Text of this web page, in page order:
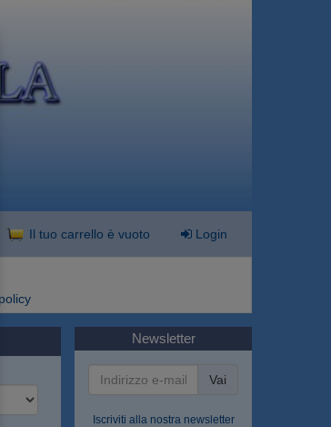
Il tuo carrello è vuoto Login
Newsletter
Vai
Iscriviti alla nostra newsletter